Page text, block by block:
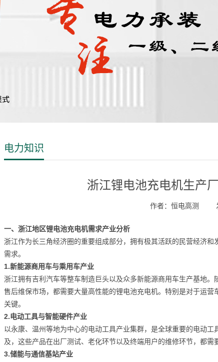
电力知识
浙江锂电池充电机生产
作者：恒电高测
一、浙江地区锂电池充电机需求产业分析
浙江作为长三角经济圈的重要组成部分，拥有极其活跃的民营经济
需求。
1.新能源商用车与乘用车产业
浙江拥有吉利汽车等整车制造巨头以及众多新能源商用车生产基地
售后维保市场，都需要大量高性能的锂电池充电机。特别是对于运
关键。
2.电动工具与智能硬件产业
以永康、温州等地为中心的电动工具产业集群，是全球重要的电动
及，这些产品在出厂测试、老化环节以及终端用户的维修环节，都需
3.储能与通信基站产业